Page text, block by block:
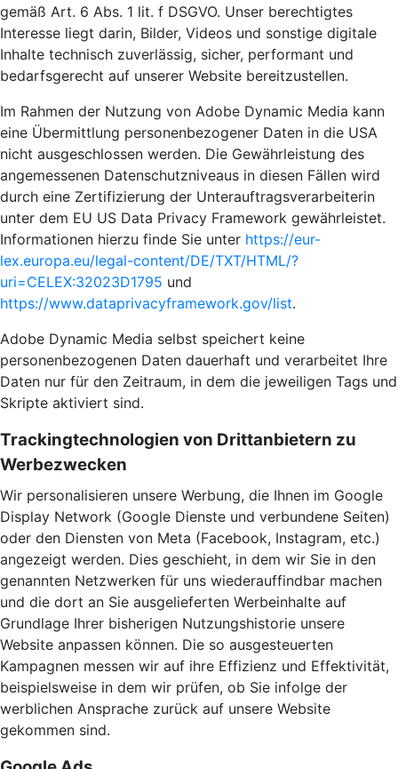
gemäß Art. 6 Abs. 1 lit. f DSGVO. Unser berechtigtes
Interesse liegt darin, Bilder, Videos und sonstige digitale
Inhalte technisch zuverlässig, sicher, performant und
bedarfsgerecht auf unserer Website bereitzustellen.
Im Rahmen der Nutzung von Adobe Dynamic Media kann
eine Übermittlung personenbezogener Daten in die USA
nicht ausgeschlossen werden. Die Gewährleistung des
angemessenen Datenschutzniveaus in diesen Fällen wird
durch eine Zertifizierung der Unterauftragsverarbeiterin
unter dem EU US Data Privacy Framework gewährleistet.
Informationen hierzu finde Sie unter https://eur-
lex.europa.eu/legal-content/DE/TXT/HTML/?
uri=CELEX:32023D1795 und
https://www.dataprivacyframework.gov/list.
Adobe Dynamic Media selbst speichert keine
personenbezogenen Daten dauerhaft und verarbeitet Ihre
Daten nur für den Zeitraum, in dem die jeweiligen Tags und
Skripte aktiviert sind.
Trackingtechnologien von Drittanbietern zu
Werbezwecken
Wir personalisieren unsere Werbung, die Ihnen im Google
Display Network (Google Dienste und verbundene Seiten)
oder den Diensten von Meta (Facebook, Instagram, etc.)
angezeigt werden. Dies geschieht, in dem wir Sie in den
genannten Netzwerken für uns wiederauffindbar machen
und die dort an Sie ausgelieferten Werbeinhalte auf
Grundlage Ihrer bisherigen Nutzungshistorie unsere
Website anpassen können. Die so ausgesteuerten
Kampagnen messen wir auf ihre Effizienz und Effektivität,
beispielsweise in dem wir prüfen, ob Sie infolge der
werblichen Ansprache zurück auf unsere Website
gekommen sind.